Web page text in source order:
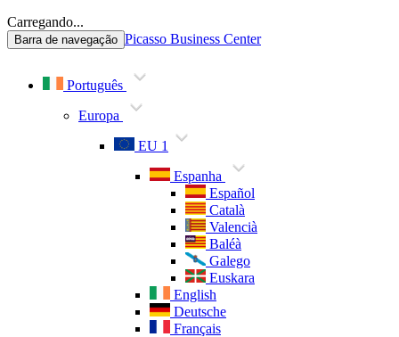
Carregando...
Barra de navegação Picasso Business Center
Português
Europa
EU 1
Espanha
Español
Català
Valencià
Baléà
Galego
Euskara
English
Deutsche
Français